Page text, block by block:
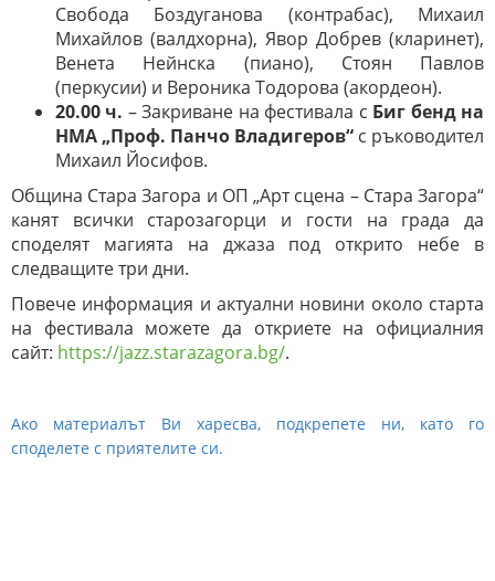
Свобода Боздуганова (контрабас), Михаил
Михайлов (валдхорна), Явор Добрев (кларинет),
Венета Нейнска (пиано), Стоян Павлов
(перкусии) и Вероника Тодорова (акордеон).
20.00 ч. – Закриване на фестивала с Биг бенд на
НМА „Проф. Панчо Владигеров“ с ръководител
Михаил Йосифов.
Община Стара Загора и ОП „Арт сцена – Стара Загора“
канят всички старозагорци и гости на града да
споделят магията на джаза под открито небе в
следващите три дни.
Повече информация и актуални новини около старта
на фестивала можете да откриете на официалния
сайт: https://jazz.starazagora.bg/.
Ако материалът Ви харесва, подкрепете ни, като го
споделете с приятелите си.